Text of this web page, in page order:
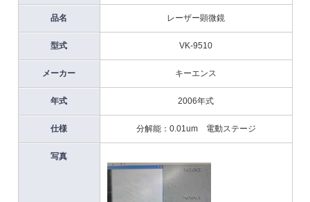
品名 レーザー顕微鏡
型式 VK-9510
メーカー キーエンス
年式 2006年式
仕様 分解能：0.01um 電動ステージ
写真